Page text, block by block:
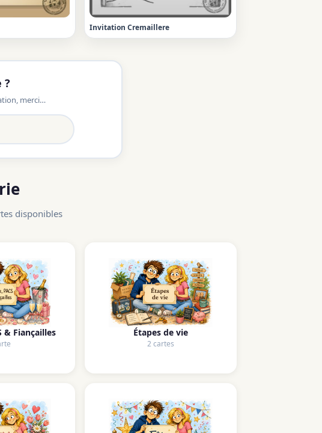
Invitation Cremaillere
?
merci…
disponibles
& Fiançailles Étapes de vie
2 cartes